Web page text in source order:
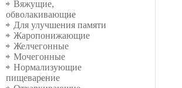
Вяжущие,
обволакивающие
Для улучшения памяти
Жаропонижающие
Желчегонные
Мочегонные
Нормализующие
пищеварение